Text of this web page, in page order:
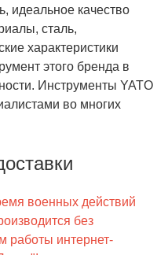
идеальное качество
сталь,
характеристики
этого бренда в
Инструменты YATO
во многих
военных действий
без
работы интернет-